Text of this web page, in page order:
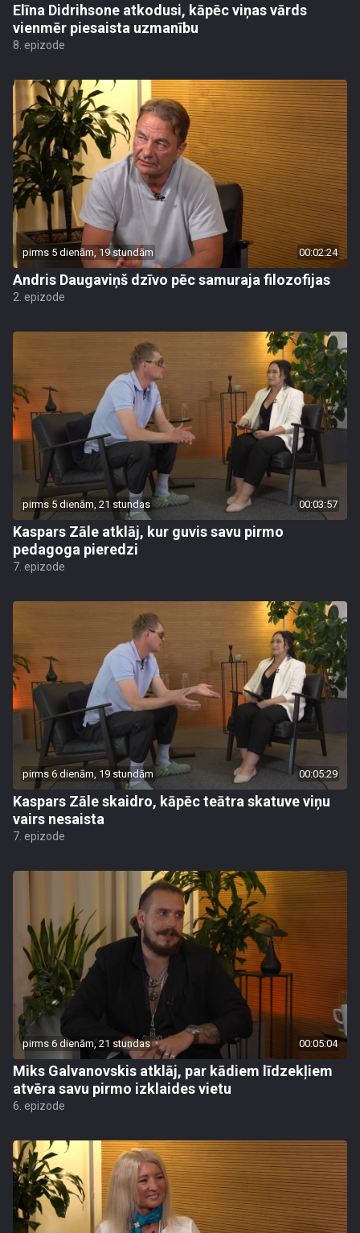
Elīna Didrihsone atkodusi, kāpēc viņas vārds
vienmēr piesaista uzmanību
8. epizode
pirms 5 dienām, 19 stundām 00:02:24
Andris Daugaviņš dzīvo pēc samuraja filozofijas
2. epizode
pirms 5 dienām, 21 stundas 00:03:57
Kaspars Zāle atklāj, kur guvis savu pirmo
pedagoga pieredzi
7. epizode
pirms 6 dienām, 19 stundām 00:05:29
Kaspars Zāle skaidro, kāpēc teātra skatuve viņu
vairs nesaista
7. epizode
pirms 6 dienām, 21 stundas 00:05:04
Miks Galvanovskis atklāj, par kādiem līdzekļiem
atvēra savu pirmo izklaides vietu
6. epizode